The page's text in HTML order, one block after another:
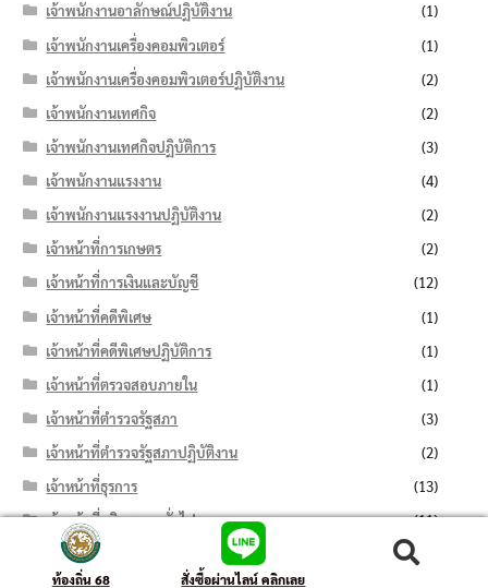
เจ้าพนักงานอาลักษณ์ปฏิบัติงาน
(1)
เจ้าพนักงานเครื่องคอมพิวเตอร์
(1)
เจ้าพนักงานเครื่องคอมพิวเตอร์ปฏิบัติงาน
(2)
เจ้าพนักงานเทศกิจ
(2)
เจ้าพนักงานเทศกิจปฏิบัติการ
(3)
เจ้าพนักงานแรงงาน
(4)
เจ้าพนักงานแรงงานปฏิบัติงาน
(2)
เจ้าหน้าที่การเกษตร
(2)
เจ้าหน้าที่การเงินและบัญชี
(12)
เจ้าหน้าที่คดีพิเศษ
(1)
เจ้าหน้าที่คดีพิเศษปฏิบัติการ
(1)
เจ้าหน้าที่ตรวจสอบภายใน
(1)
เจ้าหน้าที่ตำรวจรัฐสภา
(3)
เจ้าหน้าที่ตำรวจรัฐสภาปฏิบัติงาน
(2)
เจ้าหน้าที่ธุรการ
(13)
เจ้าหน้าที่บริหารงานทั่วไป
(11)
เจ้าหน้าที่บันทึกข้อมูล
ท้องถิ่น 68 สั่งซื้อผ่านไลน์ คลิกเลย